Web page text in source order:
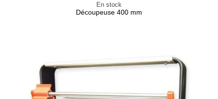
En stock
Découpeuse 400 mm